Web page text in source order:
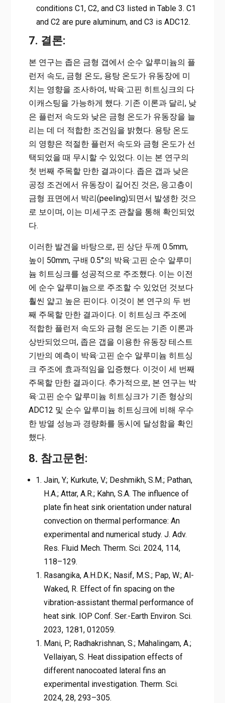
conditions C1, C2, and C3 listed in Table 3. C1
and C2 are pure aluminum, and C3 is ADC12.
7. 결론:
본 연구는 좁은 금형 갭에서 순수 알루미늄의 플
런저 속도, 금형 온도, 용탕 온도가 유동장에 미
치는 영향을 조사하여, 박육·고핀 히트싱크의 다
이캐스팅을 가능하게 했다. 기존 이론과 달리, 낮
은 플런저 속도와 낮은 금형 온도가 유동장을 늘
리는 데 더 적합한 조건임을 밝혔다. 용탕 온도
의 영향은 적절한 플런저 속도와 금형 온도가 선
택되었을 때 무시할 수 있었다. 이는 본 연구의
첫 번째 주목할 만한 결과이다. 좁은 갭과 낮은
공정 조건에서 유동장이 길어진 것은, 응고층이
금형 표면에서 박리(peeling)되면서 발생한 것으
로 보이며, 이는 미세구조 관찰을 통해 확인되었
다.
이러한 발견을 바탕으로, 핀 상단 두께 0.5mm,
높이 50mm, 구배 0.5°의 박육·고핀 순수 알루미
늄 히트싱크를 성공적으로 주조했다. 이는 이전
에 순수 알루미늄으로 주조할 수 있었던 것보다
훨씬 얇고 높은 핀이다. 이것이 본 연구의 두 번
째 주목할 만한 결과이다. 이 히트싱크 주조에
적합한 플런저 속도와 금형 온도는 기존 이론과
상반되었으며, 좁은 갭을 이용한 유동장 테스트
기반의 예측이 박육·고핀 순수 알루미늄 히트싱
크 주조에 효과적임을 입증했다. 이것이 세 번째
주목할 만한 결과이다. 추가적으로, 본 연구는 박
육·고핀 순수 알루미늄 히트싱크가 기존 형상의
ADC12 및 순수 알루미늄 히트싱크에 비해 우수
한 방열 성능과 경량화를 동시에 달성함을 확인
했다.
8. 참고문헌:
Jain, Y.; Kurkute, V.; Deshmikh, S.M.; Pathan,
H.A.; Attar, A.R.; Kahn, S.A. The influence of
plate fin heat sink orientation under natural
convection on thermal performance: An
experimental and numerical study. J. Adv.
Res. Fluid Mech. Therm. Sci. 2024, 114,
118–129.
Rasangika, A.H.D.K.; Nasif, M.S.; Pap, W.; Al-
Waked, R. Effect of fin spacing on the
vibration-assistant thermal performance of
heat sink. IOP Conf. Ser.-Earth Environ. Sci.
2023, 1281, 012059.
Mani, P.; Radhakrishnan, S.; Mahalingam, A.;
Vellaiyan, S. Heat dissipation effects of
different nanocoated lateral fins an
experimental investigation. Therm. Sci.
2024, 28, 293–305.